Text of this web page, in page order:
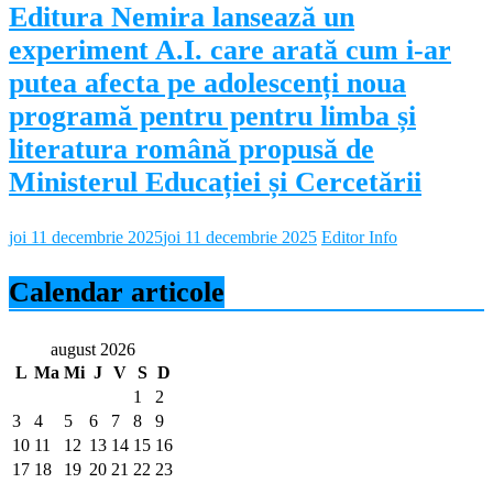
Editura Nemira lansează un
experiment A.I. care arată cum i-ar
putea afecta pe adolescenți noua
programă pentru pentru limba și
literatura română propusă de
Ministerul Educației și Cercetării
joi 11 decembrie 2025joi 11 decembrie 2025 Editor Info
Calendar articole
august 2026
L Ma Mi J V S D
1
2
3
4 5 6 7 8
9
10 11 12 13 14 15 16
17 18 19 20 21 22 23